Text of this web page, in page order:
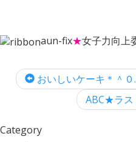
aun-fix★女子力向上
おいしいケーキ＊＾０
ABC★ラス
Category